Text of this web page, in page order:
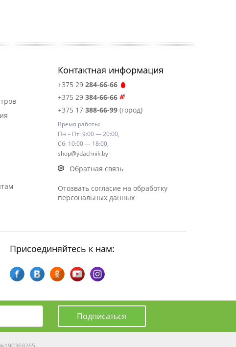
Контактная информация
+375 29 284-66-66
+375 29 384-66-66
+375 17 388-66-99(город)
Время работы:
Пн – Пт: 9:00 — 20:00,
Сб: 10:00 — 18:00,
shop@ydachnik.by
Обратная связь
Отозвать согласие на обработку
персональных данных
Присоединяйтесь к нам:
Подписаться